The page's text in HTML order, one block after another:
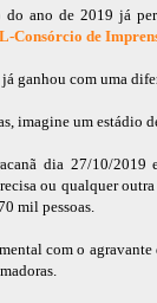
do ano de 2019 já
Consórcio de
ganhou com uma
imagine um estádio
dia 27/10/2019
ou qualquer
mil pessoas.
com o